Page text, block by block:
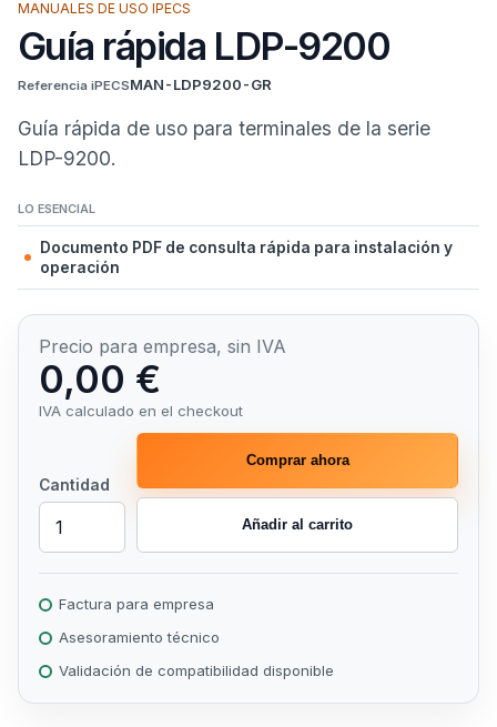
MANUALES DE USO IPECS
Guía rápida LDP-9200
Referencia iPECSMAN-LDP9200-GR
Guía rápida de uso para terminales de la serie
LDP-9200.
LO ESENCIAL
Documento PDF de consulta rápida para instalación y
operación
Precio para empresa, sin IVA
0,00 €
IVA calculado en el checkout
Cantidad
Comprar ahora
Añadir al carrito
Factura para empresa
Asesoramiento técnico
Validación de compatibilidad disponible